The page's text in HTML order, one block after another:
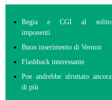
Regia e CGI al solito
imponenti
Buon inserimento di Vernon
Flashback interessante
Poe andrebbe sfruttato ancora
di più